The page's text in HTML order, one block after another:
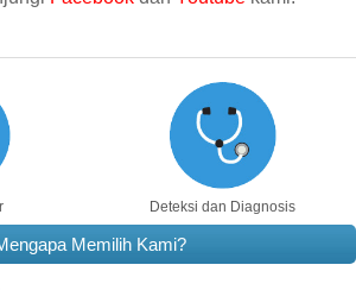
Deteksi dan Diagnosis
Memilih Kami?